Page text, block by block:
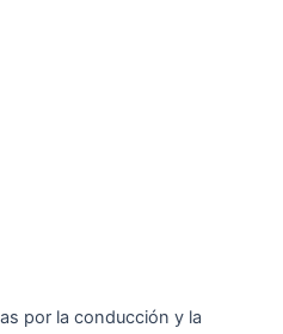
por la conducción y la